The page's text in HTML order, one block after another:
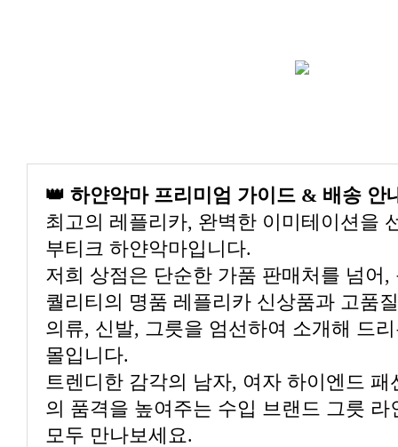
👑 하얀악마 프리미엄 가이드 & 배송 안
최고의 레플리카, 완벽한 이미테이션을
부티크 하얀악마입니다.
저희 상점은 단순한 가품 판매처를 넘어,
퀄리티의 명품 레플리카 신상품과 고품
의류, 신발, 그릇을 엄선하여 소개해 드
몰입니다.
트렌디한 감각의 남자, 여자 하이엔드
의 품격을 높여주는 수입 브랜드 그릇
모두 만나보세요.